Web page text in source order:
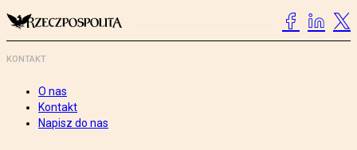
KONTAKT
O nas
Kontakt
Napisz do nas